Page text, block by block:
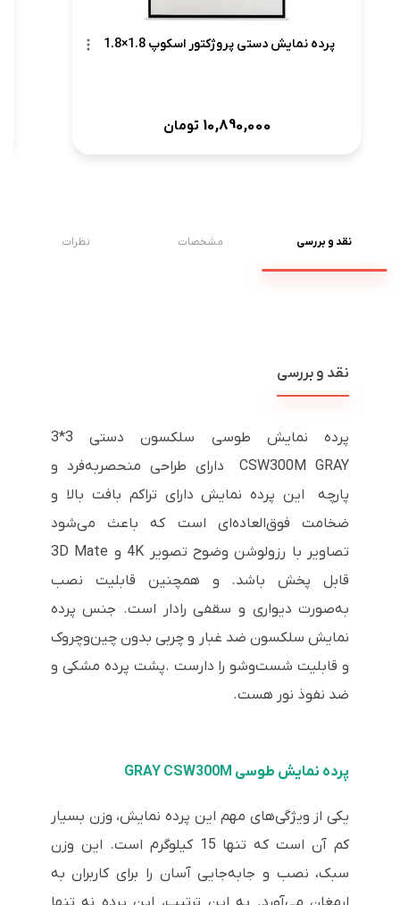
پرده نمایش دستی پروژکتور اسکوپ 1.8×1.8
10,890,000 تومان
نقد و بررسی مشخصات نظرات
نقد و بررسی
پرده نمایش طوسی سلکسون دستی 3*3
CSW300M GRAY دارای طراحی منحصربه‌فرد و
پارچه این پرده نمایش دارای تراکم بافت بالا و
ضخامت فوق‌العاده‌ای است که باعث می‌شود
تصاویر با رزولوشن وضوح تصویر 4K و 3D Mate
قابل پخش باشد. و همچنین قابلیت نصب
به‌صورت دیواری و سقفی رادار است. جنس پرده
نمایش سلکسون ضد غبار و چربی بدون چین‌وچروک
و قابلیت شست‌وشو را دارست .پشت پرده مشکی و
ضد نفوذ نور هست.
پرده نمایش طوسی GRAY CSW300M
یکی از ویژگی‌های مهم این پرده نمایش، وزن بسیار
کم آن است که تنها 15 کیلوگرم است. این وزن
سبک، نصب و جابه‌جایی آسان را برای کاربران به